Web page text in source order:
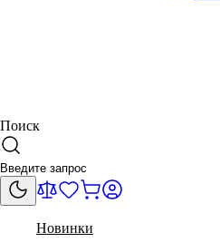
Поиск
Новинки